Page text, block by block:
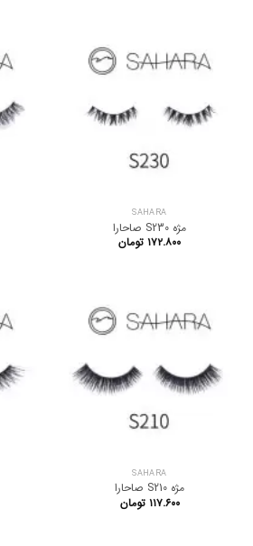
SAHARA
مژه S230 صاحارا
۱۷۲.۸۰۰ تومان
SAHARA
مژه S210 صاحارا
۱۱۷.۶۰۰ تومان